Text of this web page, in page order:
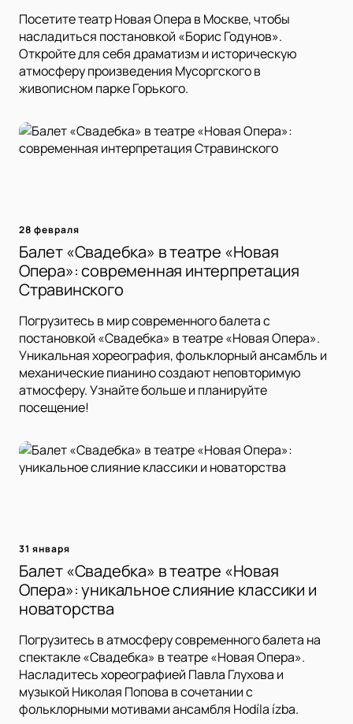
Посетите театр Новая Опера в Москве, чтобы
насладиться постановкой «Борис Годунов».
Откройте для себя драматизм и историческую
атмосферу произведения Мусоргского в
живописном парке Горького.
28 февраля
Балет «Свадебка» в театре «Новая
Опера»: современная интерпретация
Стравинского
Погрузитесь в мир современного балета с
постановкой «Свадебка» в театре «Новая Опера».
Уникальная хореография, фольклорный ансамбль и
механические пианино создают неповторимую
атмосферу. Узнайте больше и планируйте
посещение!
31 января
Балет «Свадебка» в театре «Новая
Опера»: уникальное слияние классики и
новаторства
Погрузитесь в атмосферу современного балета на
спектакле «Свадебка» в театре «Новая Опера».
Насладитесь хореографией Павла Глухова и
музыкой Николая Попова в сочетании с
фольклорными мотивами ансамбля Hodíla ízba.